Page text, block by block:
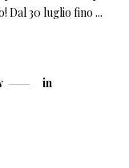
Dal 30 luglio fino
in